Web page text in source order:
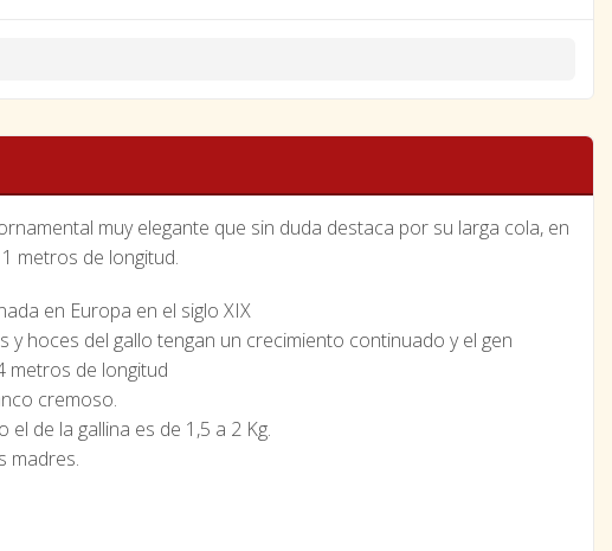
muy elegante que sin duda destaca por su larga cola, en
metros de longitud.
en Europa en el siglo XIX
hoces del gallo tengan un crecimiento continuado y el gen
metros de longitud
cremoso.
de la gallina es de 1,5 a 2 Kg.
madres.